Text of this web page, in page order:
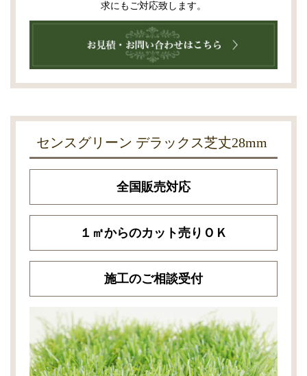
求にもご対応致します。
センスグリーン デラックス芝丈28mm
全国販売対応
１㎡からのカット売りＯＫ
施工のご相談受付